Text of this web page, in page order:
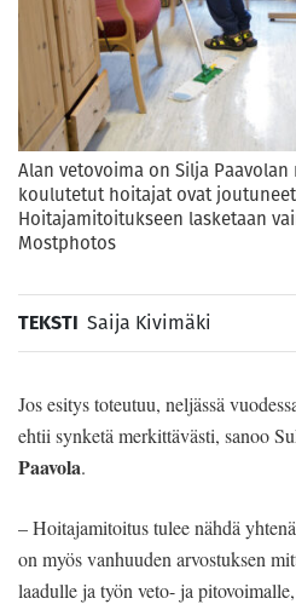
Alan vetovoima on Silja
koulutetut hoitajat ovat
Hoitajamitoitukseen lasketaan
Mostphotos
TEKSTI Saija Kivimäki
Jos esitys toteutuu, neljässä
ehtii synketä merkittävästi, sanoo
Paavola.
– Hoitajamitoitus tulee nähdä
on myös vanhuuden arvostuksen
laadulle ja työn veto- ja